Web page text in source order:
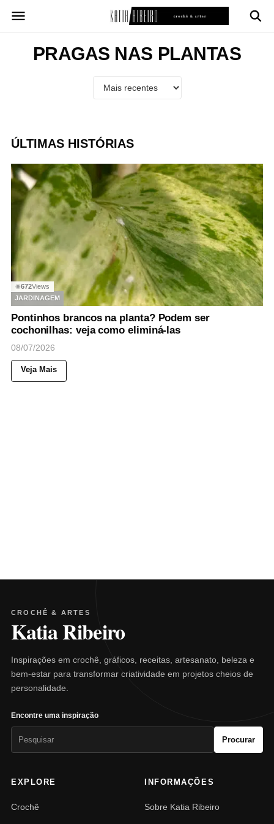
para
conteúdoPRAGAS NAS PLANTAS
ÚLTIMAS HISTÓRIAS
◉672Views
JARDINAGEM
Pontinhos brancos na planta? Podem ser
cochonilhas: veja como eliminá-las
08/07/2026
Veja Mais
CROCHÊ & ARTES
Katia Ribeiro
Inspirações em crochê, gráficos, receitas, artesanato, beleza e
bem-estar para transformar criatividade em projetos cheios de
personalidade.
Encontre uma inspiração
Procurar
EXPLORE
Crochê
INFORMAÇÕES
Sobre Katia Ribeiro